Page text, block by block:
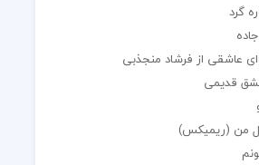
گرد
عاشقی از فرشاد منجذبی
قدیمی
من (ریمیکس)